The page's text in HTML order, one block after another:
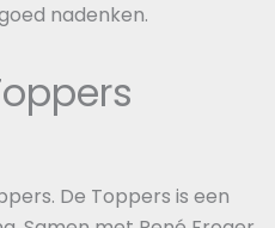
nadenken.
De Toppers is een